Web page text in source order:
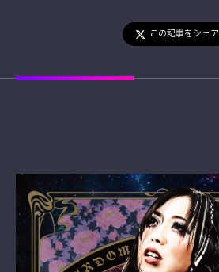
この記事をシェア